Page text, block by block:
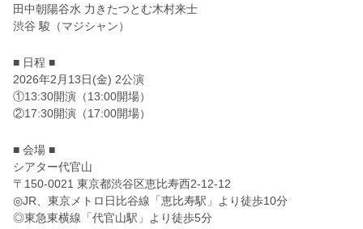
田中朝陽谷水 力きたつとむ木村来士
渋谷 駿（マジシャン）
■ 日程 ■
2026年2月13日(金) 2公演
①13:30開演（13:00開場）
②17:30開演（17:00開場）
■ 会場 ■
シアター代官山
〒150-0021 東京都渋谷区恵比寿西2-12-12
◎JR、東京メトロ日比谷線「恵比寿駅」より徒歩10分
◎東急東横線「代官山駅」より徒歩5分